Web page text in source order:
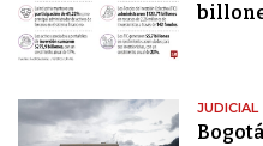
JUDICIAL